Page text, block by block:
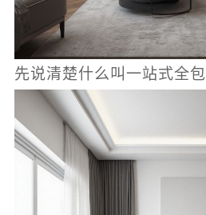
先说清楚什么叫一站式全包